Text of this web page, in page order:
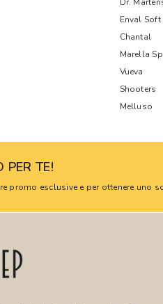
Enval Soft
Chantal
Marella
Vueva
Shooters
Melluso
PER TE!
promo esclusive e per ottenere uno